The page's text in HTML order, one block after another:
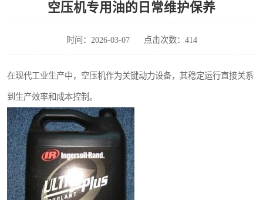
空压机专用油的日常维护保养
时间：2026-03-07 点击次数：414
在现代工业生产中，空压机作为关键动力设备，其稳定运行直接关系
到生产效率和成本控制。
美国寿力空压机零部件
英格索兰COOPER离心机配件
微电脑控制器
复盛离心机零件
空气过滤器